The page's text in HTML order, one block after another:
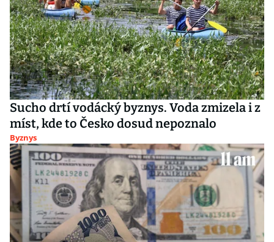
Sucho drtí vodácký byznys. Voda zmizela i z
míst, kde to Česko dosud nepoznalo
Byznys